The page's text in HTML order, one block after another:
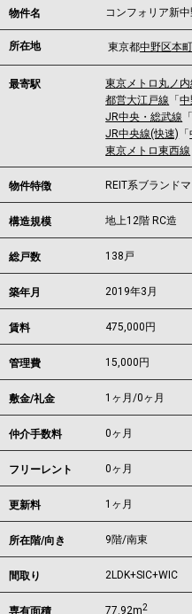
物件名 コンフォリア新
所在地 東京都中野区本町
最寄駅 東京メトロ丸ノ内
都営大江戸線 「
JR中央・総武線
JR中央線(快速) 「
東京メトロ東西線
物件特徴 REIT系ブランド
構造規模 地上12階 RC造
総戸数 138戸
築年月 2019年3月
賃料 475,000 円
管理費 15,000円
敷金/礼金 1ヶ月/0ヶ月
仲介手数料 0ヶ月
フリーレント 0ヶ月
更新料 1ヶ月
所在階/向き 9階/南東
間取り 2LDK+SIC+WIC
77.92m2